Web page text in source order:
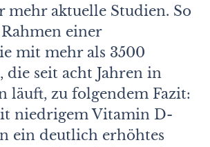
mehr aktuelle Studien. So
einer
mit mehr als 3500
die seit acht Jahren in
läuft, zu folgendem Fazit:
niedrigem Vitamin D-
ein deutlich erhöhtes